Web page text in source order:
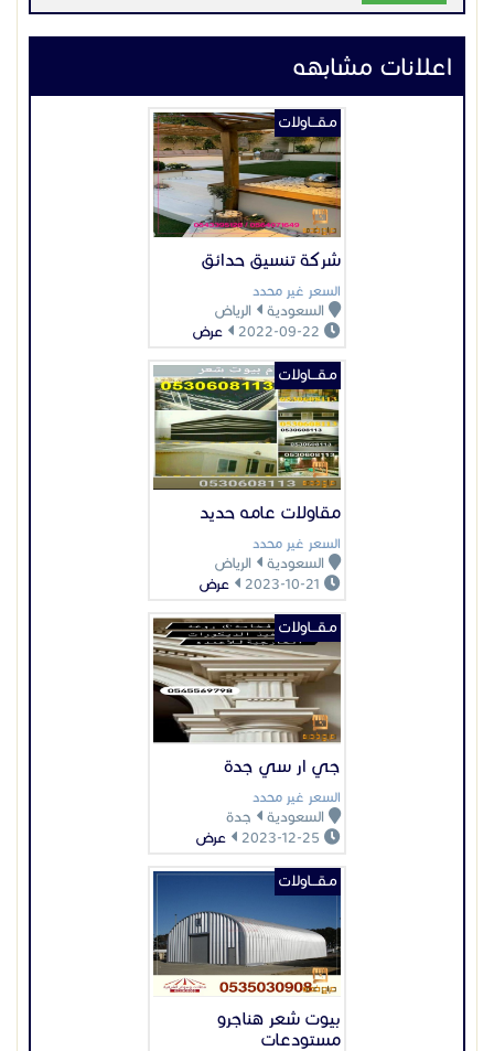
اعلانات مشابهه
شركة تنسيق حدائق
السعر غير محدد
السعودية
الرياض
عرض
مـقـــاولات
مقاولات عامه حديد
السعر غير محدد
السعودية
الرياض
عرض
مـقـــاولات
جي ار سي جدة
السعر غير محدد
السعودية
جدة
عرض
مـقـــاولات
بيوت شعر هناجرو
مستودعات
مـقـــاولات